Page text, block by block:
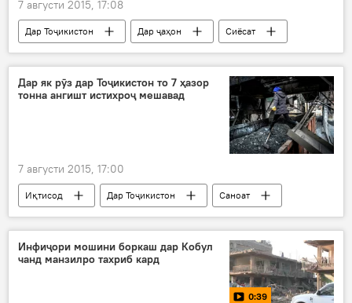
7 августи 2015, 17:08
Дар Тоҷикистон Дар ҷаҳон
Сиёсат
Ҳамаи хабарҳо
Усмон Солеҳ
Исфандиёр Абдураҳмонов
ҲХДТ
"Русияи воҳид"
Дар Русия
Дар як рӯз дар Тоҷикистон то 7 ҳазор
тонна ангишт истихроҷ мешавад
7 августи 2015, 17:00
Иқтисод Дар Тоҷикистон
Саноат
Ҳамаи хабарҳо
Душанбе
истеҳсоли ангишт
Вазорати саноат ва технологияҳои нави Тоҷикистон
Инфиҷори мошини боркаш дар Кобул
чанд манзилро тахриб кард
0:39